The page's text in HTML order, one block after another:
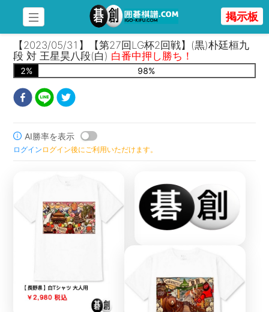
掲示板
【2023/05/31】【第27回LG杯2回戦】(黒)朴廷桓九
段 対 王星昊八段(白) 白番中押し勝ち！
2% 98%
AI勝率を表示
ログイン ログイン後にご利用いただけます。